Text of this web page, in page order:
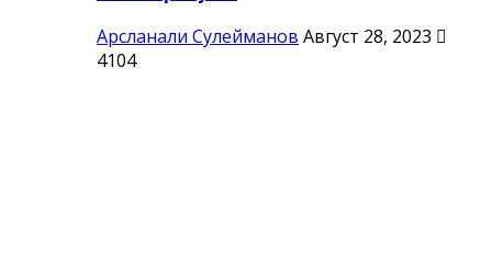
Арсланали Сулейманов Август 28, 2023
4104